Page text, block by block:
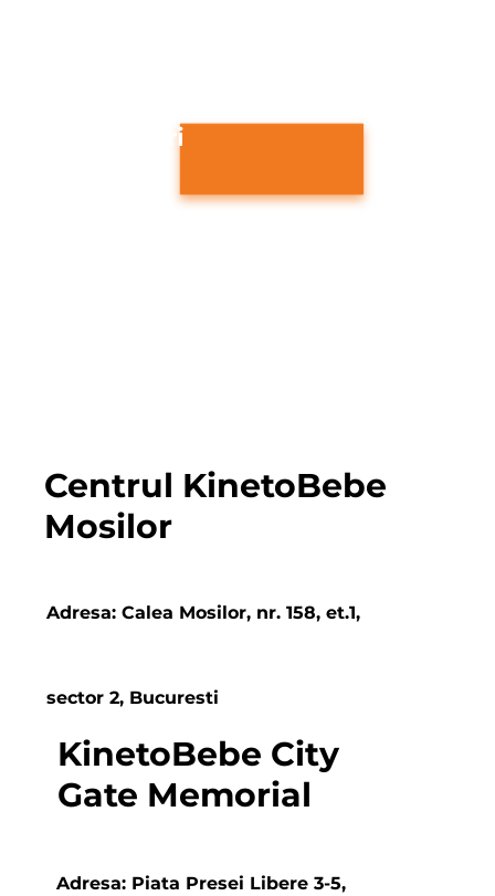
Programari
KinetoBebe City
Gate Memorial
Adresa: Piata Presei Libere 3-5,
Centrul KinetoBebe
Mosilor
Adresa: Calea Mosilor, nr. 158, et.1,
sector 2, Bucuresti